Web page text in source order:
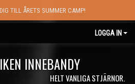
TILL ÅRETS SUMMER CAMP!
LOGGA IN
INNEBANDY
HELT VANLIGA STJÄRNOR.